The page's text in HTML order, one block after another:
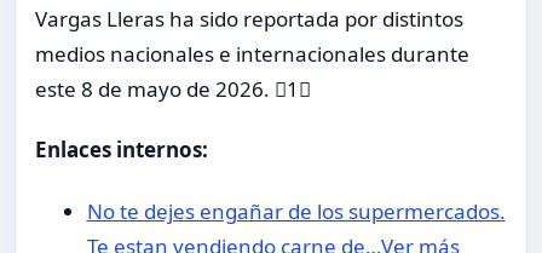
Vargas Lleras ha sido reportada por distintos
medios nacionales e internacionales durante
este 8 de mayo de 2026. 1
Enlaces internos:
No te dejes engañar de los supermercados.
Te estan vendiendo carne de…Ver más